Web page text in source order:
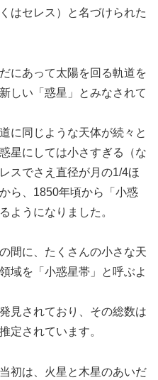
はセレス）と名づけられた
にあって太陽を回る軌道を
しい「惑星」とみなされて
に同じような天体が続々と
星にしては小さすぎる（な
スでさえ直径が月の1/4ほ
ら、1850年頃から「小惑
ようになりました。
間に、たくさんの小さな天
域を「小惑星帯」と呼ぶよ
見されており、その総数は
定されています。
初は、火星と木星のあいだ